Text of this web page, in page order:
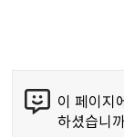
이 페이지
하셨습니